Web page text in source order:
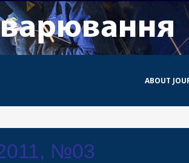
ABOUT
№03